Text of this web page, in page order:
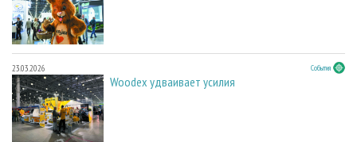
23.03.2026 События
Woodex удваивает усилия